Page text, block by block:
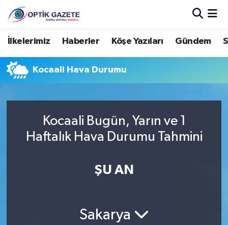
İlkelerimiz Haberler Köşe Yazıları Gündem
Kocaali Hava Durumu
Kocaali Bugün, Yarın ve 1
Haftalık Hava Durumu Tahmini
ŞU AN
Sakarya
Nöbetçi Eczaneler
Hava Durumu
Trafik Durumu
Süper Lig Puan Durumu ve Fikstür